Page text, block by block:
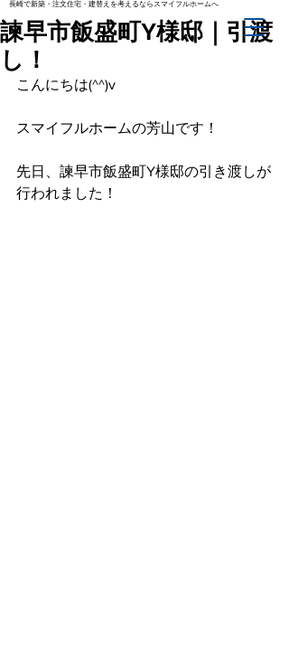
長崎で新築・注文住宅・建替えを考えるならスマイフルホームへ
諫早市飯盛町Y様邸｜引渡
し！
こんにちは(^^)v
スマイフルホームの芳山です！
先日、諫早市飯盛町Y様邸の引き渡しが
行われました！